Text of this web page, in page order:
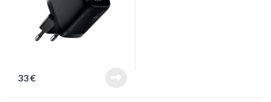
33€